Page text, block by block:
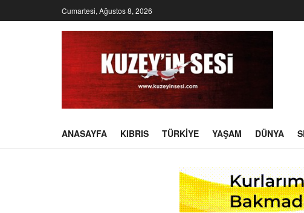
Cumartesi, Ağustos 8, 2026
ANASAYFA KIBRIS TÜRKIYE YAŞAM DÜNYA